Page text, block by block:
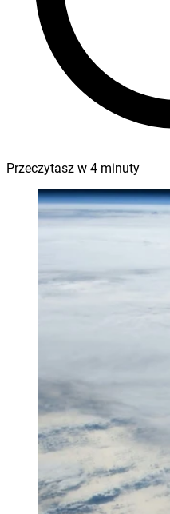
Przeczytasz w 4 minuty